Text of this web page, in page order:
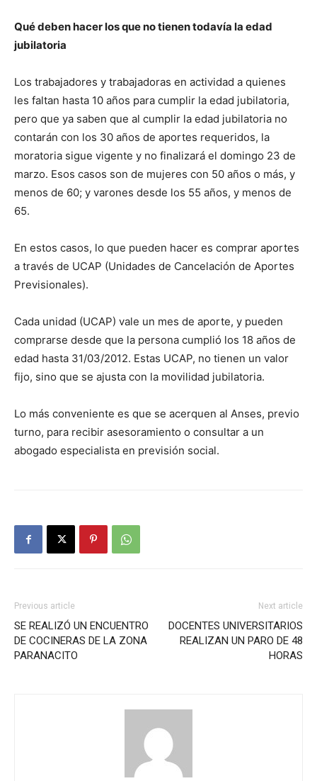
Qué deben hacer los que no tienen todavía la edad
jubilatoria
Los trabajadores y trabajadoras en actividad a quienes
les faltan hasta 10 años para cumplir la edad jubilatoria,
pero que ya saben que al cumplir la edad jubilatoria no
contarán con los 30 años de aportes requeridos, la
moratoria sigue vigente y no finalizará el domingo 23 de
marzo. Esos casos son de mujeres con 50 años o más, y
menos de 60; y varones desde los 55 años, y menos de
65.
En estos casos, lo que pueden hacer es comprar aportes
a través de UCAP (Unidades de Cancelación de Aportes
Previsionales).
Cada unidad (UCAP) vale un mes de aporte, y pueden
comprarse desde que la persona cumplió los 18 años de
edad hasta 31/03/2012. Estas UCAP, no tienen un valor
fijo, sino que se ajusta con la movilidad jubilatoria.
Lo más conveniente es que se acerquen al Anses, previo
turno, para recibir asesoramiento o consultar a un
abogado especialista en previsión social.
Previous article
SE REALIZÓ UN ENCUENTRO
DE COCINERAS DE LA ZONA
PARANACITO
Next article
DOCENTES UNIVERSITARIOS
REALIZAN UN PARO DE 48
HORAS